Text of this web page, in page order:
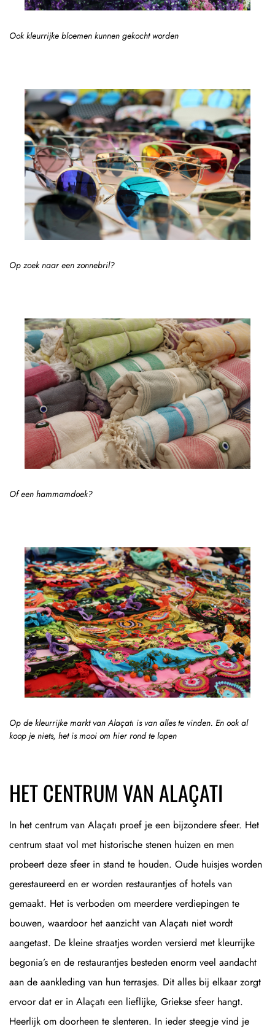
Ook kleurrijke bloemen kunnen gekocht worden
Op zoek naar een zonnebril?
Of een hammamdoek?
Op de kleurrijke markt van Alaçatı is van alles te vinden. En ook al
koop je niets, het is mooi om hier rond te lopen
HET CENTRUM VAN ALAÇATI
In het centrum van Alaçatı proef je een bijzondere sfeer. Het
centrum staat vol met historische stenen huizen en men
probeert deze sfeer in stand te houden. Oude huisjes worden
gerestaureerd en er worden restaurantjes of hotels van
gemaakt. Het is verboden om meerdere verdiepingen te
bouwen, waardoor het aanzicht van Alaçatı niet wordt
aangetast. De kleine straatjes worden versierd met kleurrijke
begonia’s en de restaurantjes besteden enorm veel aandacht
aan de aankleding van hun terrasjes. Dit alles bij elkaar zorgt
ervoor dat er in Alaçatı een lieflijke, Griekse sfeer hangt.
Heerlijk om doorheen te slenteren. In ieder steegje vind je